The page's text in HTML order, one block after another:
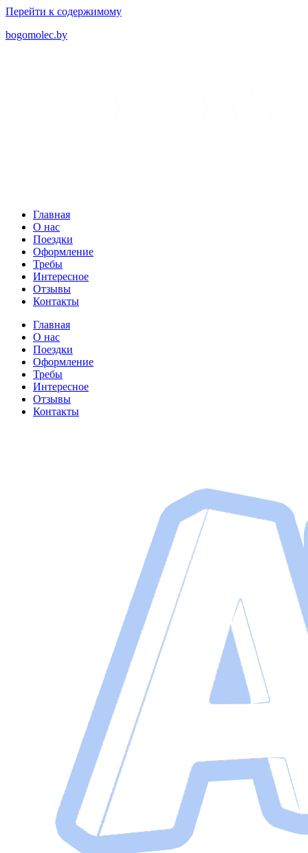
Перейти к содержимому
bogomolec.by
Главная
О нас
Поездки
Оформление
Требы
Интересное
Отзывы
Контакты
Главная
О нас
Поездки
Оформление
Требы
Интересное
Отзывы
Контакты